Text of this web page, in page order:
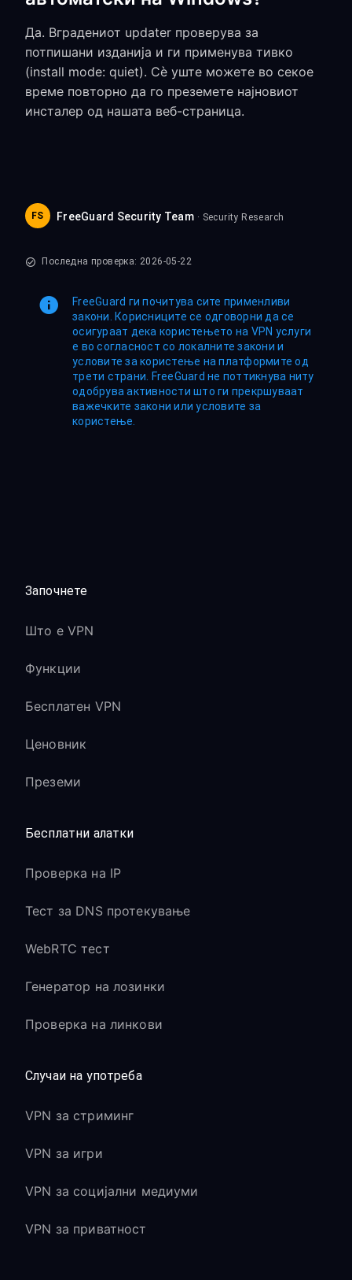
Да. Вградениот updater проверува за
потпишани изданија и ги применува тивко
(install mode: quiet). Сè уште можете во секое
време повторно да го преземете најновиот
инсталер од нашата веб-страница.
FS FreeGuard Security Team · Security Research
Последна проверка: 2026-05-22
FreeGuard ги почитува сите применливи
закони. Корисниците се одговорни да се
осигураат дека користењето на VPN услуги
е во согласност со локалните закони и
условите за користење на платформите од
трети страни. FreeGuard не поттикнува ниту
одобрува активности што ги прекршуваат
важечките закони или условите за
користење.
Започнете
Што е VPN
Функции
Бесплатен VPN
Ценовник
Преземи
Бесплатни алатки
Проверка на IP
Тест за DNS протекување
WebRTC тест
Генератор на лозинки
Проверка на линкови
Случаи на употреба
VPN за стриминг
VPN за игри
VPN за социјални медиуми
VPN за приватност